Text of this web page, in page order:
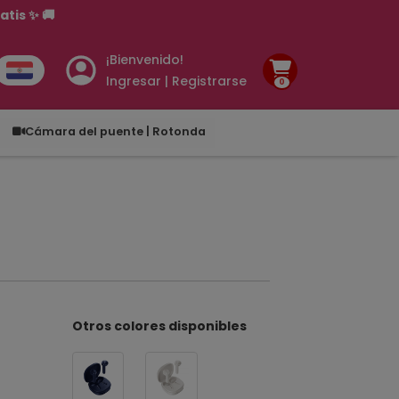
¡Bienvenido!
Ingresar | Registrarse
0
Cámara del puente | Rotonda
Otros colores disponibles